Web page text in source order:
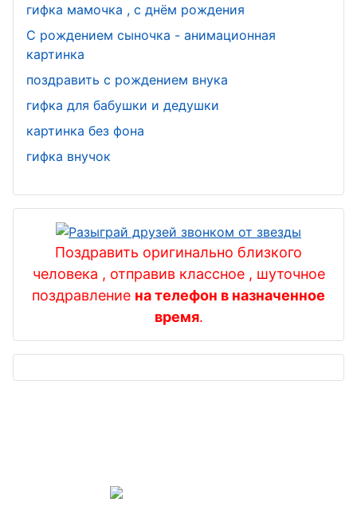
гифка мамочка , с днём рождения
С рождением сыночка - анимационная
картинка
поздравить с рождением внука
гифка для бабушки и дедушки
картинка без фона
гифка внучок
Поздравить оригинально близкого
человека , отправив классное , шуточное
поздравление на телефон в назначенное
время.